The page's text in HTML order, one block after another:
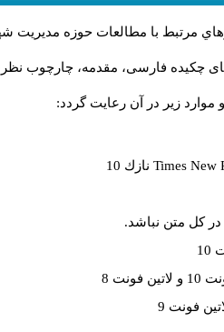
مرتبط با مطالعات حوزه مديريت
چکیده فارسی، مقدمه، چارچوب
موارد زير در آن رعايت گردد:
Times New نازك 10
در كل متن نباشد.
8